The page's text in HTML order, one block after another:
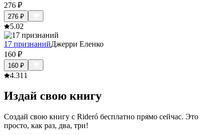
276 ₽
276 ₽
5.02
17 признанийДжерри Еленко
160 ₽
160 ₽
4.311
Издай свою книгу
Создай свою книгу с Rideró бесплатно прямо сейчас. Это
просто, как раз, два, три!